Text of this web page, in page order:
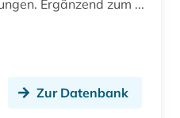
Ergänzend zum ...
Zur Datenbank